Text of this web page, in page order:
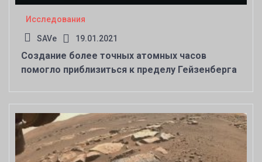
Исследования
SAVe 19.01.2021
Создание более точных атомных часов
помогло приблизиться к пределу Гейзенберга